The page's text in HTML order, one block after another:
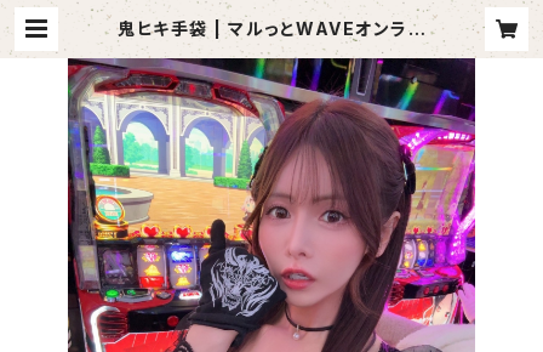
鬼ヒキ手袋 | マルっとWAVEオンライ
ンショップ